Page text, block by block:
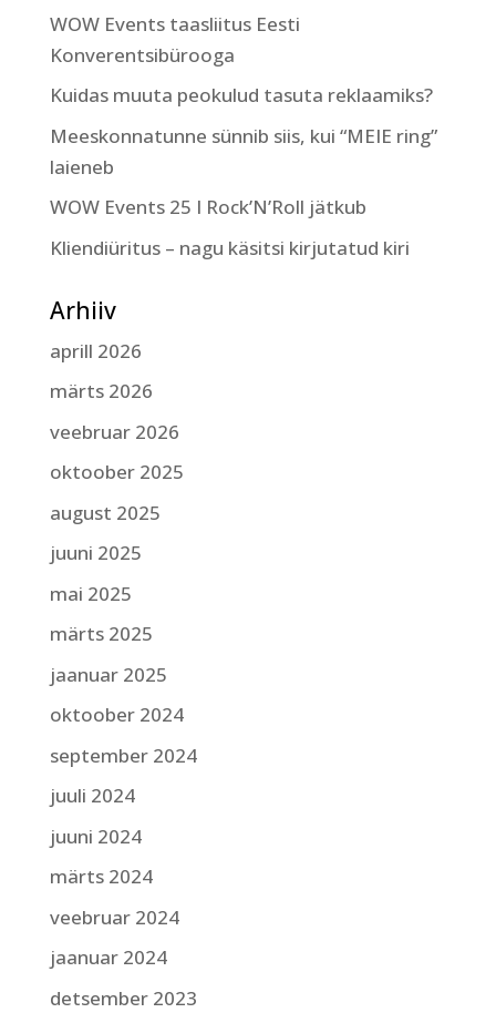
WOW Events taasliitus Eesti
Konverentsibürooga
Kuidas muuta peokulud tasuta reklaamiks?
Meeskonnatunne sünnib siis, kui “MEIE ring”
laieneb
WOW Events 25 I Rock’N’Roll jätkub
Kliendiüritus – nagu käsitsi kirjutatud kiri
Arhiiv
aprill 2026
märts 2026
veebruar 2026
oktoober 2025
august 2025
juuni 2025
mai 2025
märts 2025
jaanuar 2025
oktoober 2024
september 2024
juuli 2024
juuni 2024
märts 2024
veebruar 2024
jaanuar 2024
detsember 2023